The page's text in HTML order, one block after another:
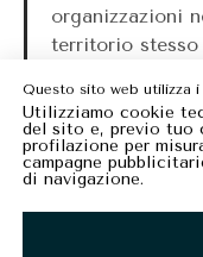
organizzazioni
territorio
conseguiti da
residenti per
artistiche o
conto
nel territorio
5
Questo sito web utilizza i
Utilizziamo cookie
del sito e, previo tuo
profilazione per
campagne
di navigazione.